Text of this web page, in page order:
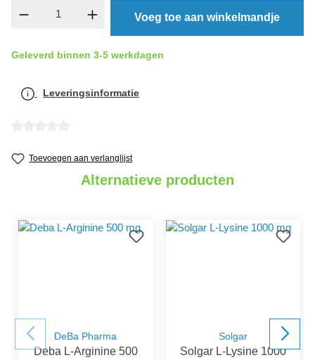
Producthoeveelheid: Voer de gewenste
Voeg toe aan winkelmandje
Geleverd binnen 3-5 werkdagen
Leveringsinformatie
Toevoegen aan verlanglijst
Alternatieve producten
DeBa Pharma
Deba L-Arginine 500
Solgar
Solgar L-Lysine 1000